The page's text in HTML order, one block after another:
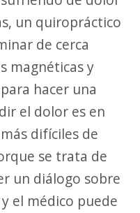
un quiropráctico
de cerca
magnéticas y
hacer una
el dolor es en
difíciles de
se trata de
un diálogo sobre
el médico puede